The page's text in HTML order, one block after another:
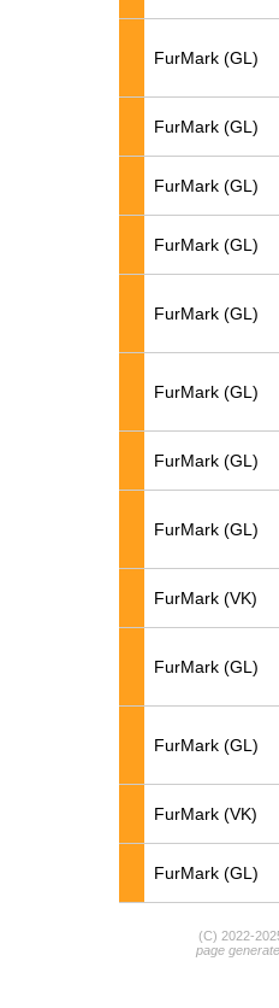
FurMark (GL)
FurMark (GL)
FurMark (GL)
FurMark (GL)
FurMark (GL)
FurMark (GL)
FurMark (GL)
FurMark (GL)
FurMark (VK)
FurMark (GL)
FurMark (GL)
FurMark (VK)
FurMark (GL)
(C) 2022-
page